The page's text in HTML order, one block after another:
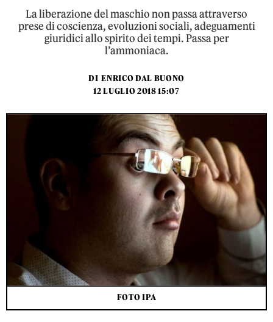
La liberazione del maschio non passa attraverso
prese di coscienza, evoluzioni sociali, adeguamenti
giuridici allo spirito dei tempi. Passa per
l’ammoniaca.
DI ENRICO DAL BUONO
12 LUGLIO 2018 15:07
FOTO IPA